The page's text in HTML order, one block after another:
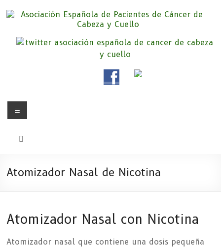
Asociación Española de
Pacientes de Cáncer de Cabeza y
Cuello
Somos la Asociación Española de Pacientes de Cáncer de Cabeza y
cuello «APC», una asociación sin animo de lucro que pretendemos
Menú
Atomizador Nasal de Nicotina
Atomizador Nasal con Nicotina
Atomizador nasal que contiene una dosis pequeña